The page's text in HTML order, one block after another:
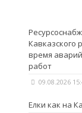
Кавказского
время
работ
09.08.2026
Елки как на